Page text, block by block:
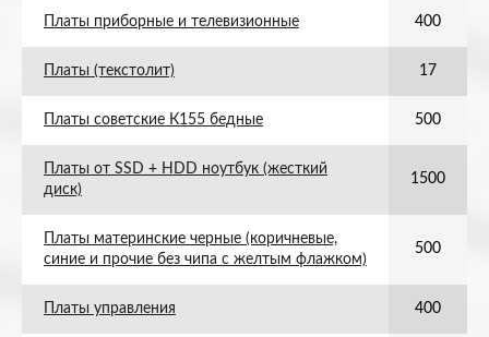
Платы приборные и телевизионные 400
Платы (текстолит) 17
Платы советские К155 бедные 500
Платы от SSD + HDD ноутбук (жесткий
диск)
1500
Платы материнские черные (коричневые,
синие и прочие без чипа с желтым флажком)
500
Платы управления 400